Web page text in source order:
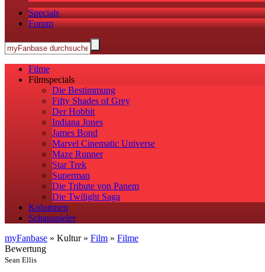
Specials
Forum
Filme
Filmspecials
Die Bestimmung
Fifty Shades of Grey
Der Hobbit
Indiana Jones
James Bond
Marvel Cinematic Universe
Maze Runner
Star Trek
Superman
Die Tribute von Panem
Die Twilight Saga
Kolumnen
Schauspieler
myFanbase » Kultur » Film » Filme
Bewertung
Sean Ellis